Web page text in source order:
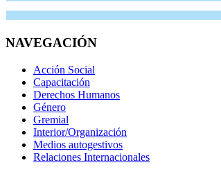
NAVEGACIÓN
Acción Social
Capacitación
Derechos Humanos
Género
Gremial
Interior/Organización
Medios autogestivos
Relaciones Internacionales